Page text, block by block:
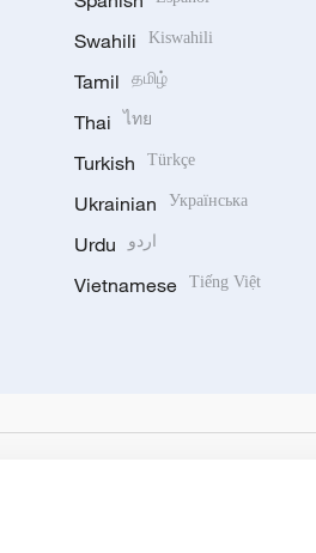
Swahili Kiswahili
Tamil தமிழ்
Thai ไทย
Turkish Türkçe
Ukrainian Українська
Urdu اردو
Vietnamese Tiếng Việt